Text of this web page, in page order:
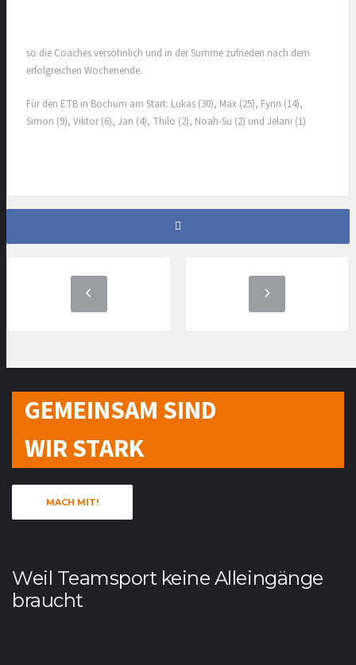
so die Coaches versöhnlich und in der Summe zufrieden nach dem
erfolgreichen Wochenende.
Für den ETB in Bochum am Start: Lukas (30), Max (25), Fynn (14),
Simon (9), Viktor (6), Jan (4), Thilo (2), Noah-Su (2) und Jelani (1)
GEMEINSAM SIND
WIR STARK
MACH MIT!
Weil Teamsport keine Alleingänge
braucht